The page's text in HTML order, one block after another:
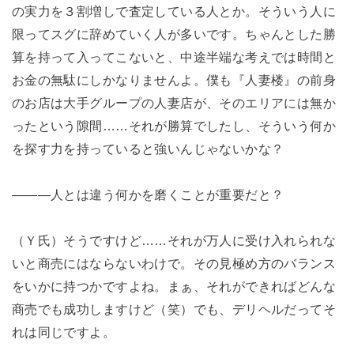
の実力を３割増しで査定している人とか。そういう人に
限ってスグに辞めていく人が多いです。ちゃんとした勝
算を持って入ってこないと、中途半端な考えでは時間と
お金の無駄にしかなりませんよ。僕も『人妻楼』の前身
のお店は大手グループの人妻店が、そのエリアには無か
ったという隙間……それが勝算でしたし、そういう何か
を探す力を持っていると強いんじゃないかな？
―――人とは違う何かを磨くことが重要だと？
（Ｙ氏）そうですけど……それが万人に受け入れられな
いと商売にはならないわけで。その見極め方のバランス
をいかに持つかですよね。まぁ、それができればどんな
商売でも成功しますけど（笑）でも、デリヘルだってそ
れは同じですよ。